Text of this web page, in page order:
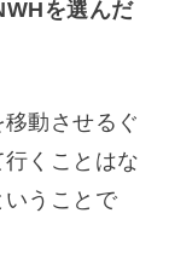
を選んだ
動させるぐ
くことはな
うことで